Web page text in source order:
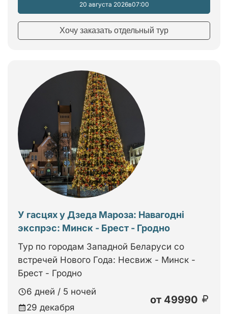
20 августа 2026в07:00
Хочу заказать отдельный тур
У гасцях у Дзеда Мароза: Навагодні
экспрэс: Минск - Брест - Гродно
Тур по городам Западной Беларуси со
встречей Нового Года: Несвиж - Минск -
Брест - Гродно
6 дней / 5 ночей
29 декабря
от 49990